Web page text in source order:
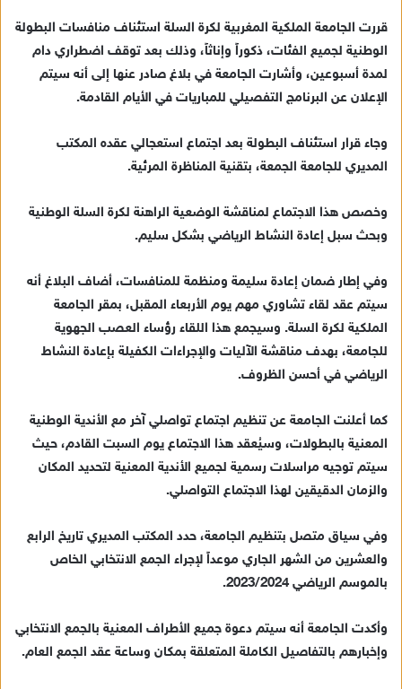
ي
ا
إ
ك
ت
و
ن
قررت الجامعة الملكية المغربية لكرة السلة استئناف منافسات البطولة
الوطنية لجميع الفئات، ذكوراً وإناثاً، وذلك بعد توقف اضطراري دام
لمدة أسبوعين، وأشارت الجامعة في بلاغ صادر عنها إلى أنه سيتم
الإعلان عن البرنامج التفصيلي للمباريات في الأيام القادمة.
وجاء قرار استئناف البطولة بعد اجتماع استعجالي عقده المكتب
المديري للجامعة الجمعة، بتقنية المناظرة المرئية.
وخصص هذا الاجتماع لمناقشة الوضعية الراهنة لكرة السلة الوطنية
وبحث سبل إعادة النشاط الرياضي بشكل سليم.
وفي إطار ضمان إعادة سليمة ومنظمة للمنافسات، أضاف البلاغ أنه
سيتم عقد لقاء تشاوري مهم يوم الأربعاء المقبل، بمقر الجامعة
الملكية لكرة السلة. وسيجمع هذا اللقاء رؤساء العصب الجهوية
للجامعة، بهدف مناقشة الآليات والإجراءات الكفيلة بإعادة النشاط
الرياضي في أحسن الظروف.
كما أعلنت الجامعة عن تنظيم اجتماع تواصلي آخر مع الأندية الوطنية
المعنية بالبطولات، وسيُعقد هذا الاجتماع يوم السبت القادم، حيث
سيتم توجيه مراسلات رسمية لجميع الأندية المعنية لتحديد المكان
والزمان الدقيقين لهذا الاجتماع التواصلي.
وفي سياق متصل بتنظيم الجامعة، حدد المكتب المديري تاريخ الرابع
والعشرين من الشهر الجاري موعداً لإجراء الجمع الانتخابي الخاص
بالموسم الرياضي 2023/2024.
وأكدت الجامعة أنه سيتم دعوة جميع الأطراف المعنية بالجمع الانتخابي
وإخبارهم بالتفاصيل الكاملة المتعلقة بمكان وساعة عقد الجمع العام.